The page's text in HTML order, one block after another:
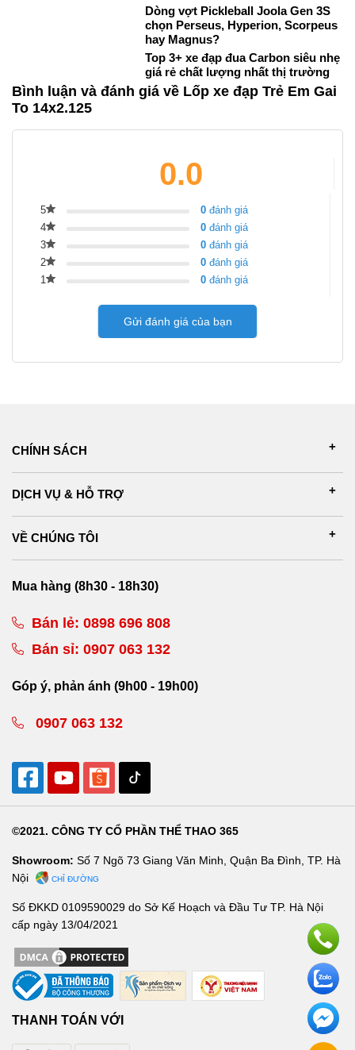
Dòng vợt Pickleball Joola Gen 3S
chọn Perseus, Hyperion, Scorpeus
hay Magnus?
Top 3+ xe đạp đua Carbon siêu nhẹ
giá rẻ chất lượng nhất thị trường
Bình luận và đánh giá về Lốp xe đạp Trẻ Em Gai
To 14x2.125
0.0
5 0 đánh giá
4
0 đánh giá
3
0 đánh giá
2
0 đánh giá
1
0 đánh giá
Gửi đánh giá của bạn
CHÍNH SÁCH
DỊCH VỤ & HỖ TRỢ
VỀ CHÚNG TÔI
Mua hàng (8h30 - 18h30)
Bán lẻ: 0898 696 808
Bán sỉ: 0907 063 132
Góp ý, phản ánh (9h00 - 19h00)
0907 063 132
©2021. CÔNG TY CỔ PHẦN THỂ THAO 365
Showroom: Số 7 Ngõ 73 Giang Văn Minh, Quận Ba Đình, TP. Hà
Nội
CHỈ ĐƯỜNG
Số ĐKKD 0109590029 do Sở Kế Hoạch và Đầu Tư TP. Hà Nội
cấp ngày 13/04/2021
THANH TOÁN VỚI